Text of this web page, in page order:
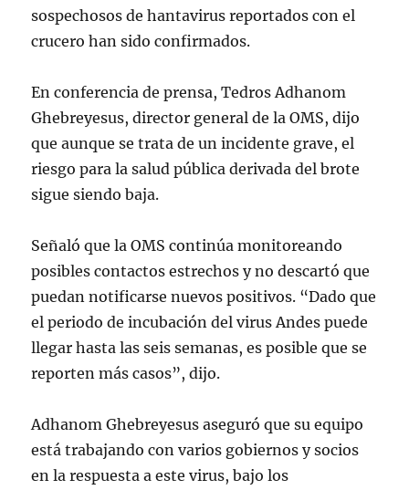
sospechosos de hantavirus reportados con el
crucero han sido confirmados.
En conferencia ‌de ‌prensa, Tedros Adhanom
Ghebreyesus, director general de la OMS, dijo
que aunque se trata de un incidente grave, el
riesgo para ​la salud ​pública derivada ​del brote
sigue ‌siendo baja.
Señaló que la OMS continúa monitoreando
posibles contactos estrechos y no descartó que
puedan notificarse nuevos positivos. “Dado que
el periodo de incubación del virus Andes puede
llegar hasta las seis semanas, es posible que se
reporten más casos”, dijo.
Adhanom Ghebreyesus aseguró que su equipo
está trabajando con varios gobiernos y socios
en la respuesta a este virus, bajo los